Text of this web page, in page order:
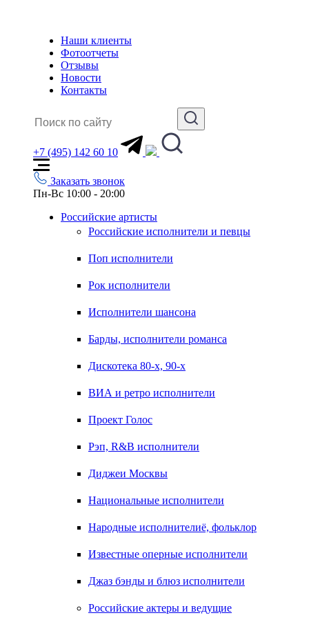
Наши клиенты
Фотоотчеты
Отзывы
Новости
Контакты
+7 (495) 142 60 10
Заказать звонок
Пн-Вс 10:00 - 20:00
Российские артисты
Российские исполнители и певцы
Поп исполнители
Рок исполнители
Исполнители шансона
Барды, исполнители романса
Дискотека 80-х, 90-х
ВИА и ретро исполнители
Проект Голос
Рэп, R&B исполнители
Диджеи Москвы
Национальные исполнители
Народные исполнителиё, фольклор
Известные оперные исполнители
Джаз бэнды и блюз исполнители
Российские актеры и ведущие